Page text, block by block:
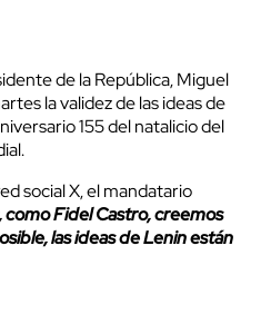
de la República, Miguel
la validez de las ideas de
155 del natalicio del
social X, el mandatario
como Fidel Castro, creemos
las ideas de Lenin están